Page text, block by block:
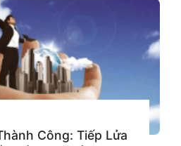
Công: Tiếp Lửa